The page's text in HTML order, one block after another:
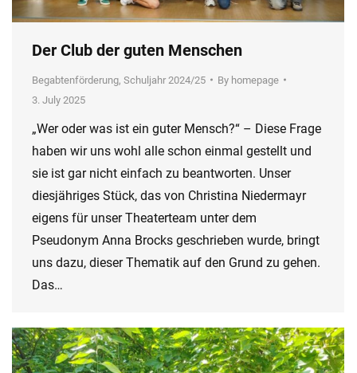
Der Club der guten Menschen
Begabtenförderung, Schuljahr 2024/25 By homepage
3. July 2025
„Wer oder was ist ein guter Mensch?“ – Diese Frage
haben wir uns wohl alle schon einmal gestellt und
sie ist gar nicht einfach zu beantworten. Unser
diesjähriges Stück, das von Christina Niedermayr
eigens für unser Theaterteam unter dem
Pseudonym Anna Brocks geschrieben wurde, bringt
uns dazu, dieser Thematik auf den Grund zu gehen.
Das…